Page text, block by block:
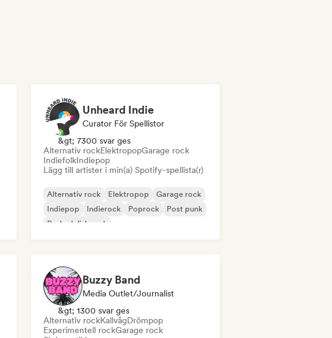
Unheard Indie
Curator För Spellistor
&gt; 7300 svar ges
Alternativ rockElektropopGarage rock
IndiefolkIndiepop
Lägg till artister i min(a) Spotify-spellista(r)
Alternativ rock Elektropop
Garage rock
Indiepop
Indierock Poprock
Post punk
Psykedelisk rock
Buzzy Band
Media Outlet/Journalist
&gt; 1300 svar ges
Alternativ rockKallvågDrömpop
Experimentell rockGarage rock